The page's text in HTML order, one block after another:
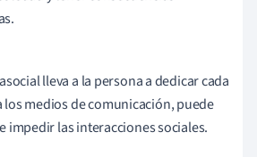
lleva a la persona a dedicar cada
los medios de comunicación, puede
impedir las interacciones sociales.